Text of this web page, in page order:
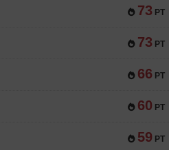
73 PT
73 PT
66 PT
60 PT
59 PT